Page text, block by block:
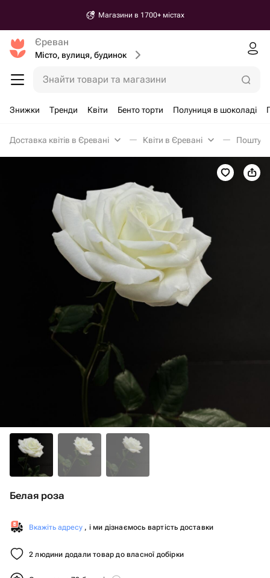
Магазини в 1700+ містах
Єреван
Місто, вулиця, будинок
Знайти товари та магазини
Знижки Тренди Квіти Бенто торти Полуниця в шоколаді
Доставка квітів в Єревані Квіти в Єревані
Белая роза
Вкажіть адресу , і ми дізнаємось вартість доставки
2 людини додали товар до власної добірки